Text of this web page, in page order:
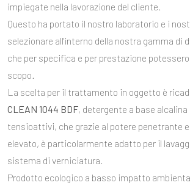
impiegate nella lavorazione del cliente.
Questo ha portato il nostro laboratorio e i
selezionare all'interno della nostra gamma di
che per specifica e per prestazione
scopo.
La scelta per il trattamento in oggetto è
CLEAN 1044 BDF, detergente a base alcalina
tensioattivi, che grazie al potere penetrante
elevato, è particolarmente adatto per il
sistema di verniciatura.
Prodotto ecologico a basso impatto